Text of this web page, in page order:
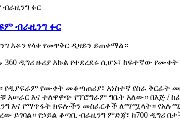
ብራዚንግ ፉር
እቶን የላቀ የመዋቅር ዲዛይን ይጠቀማል።
ዲግሪ ዙሪያ እኩል የተደረደሩ ሲሆኑ፣ ከፍተኛው
የዲያፍራም የሙቀት መቆጣጠሪያ፣ አነስተኛ የስራ ቅርፊት
አሠራር እና ተለዋዋጭ የፕሮግራም ግቤት አለው። በእጅ /
እና የማጥፋት ክፍሎችን መስፈርቶች ለማሟላት።
ይገባል። የኃይል ቆጣቢ ብራዚንግ ምድጃ፣ ከ700